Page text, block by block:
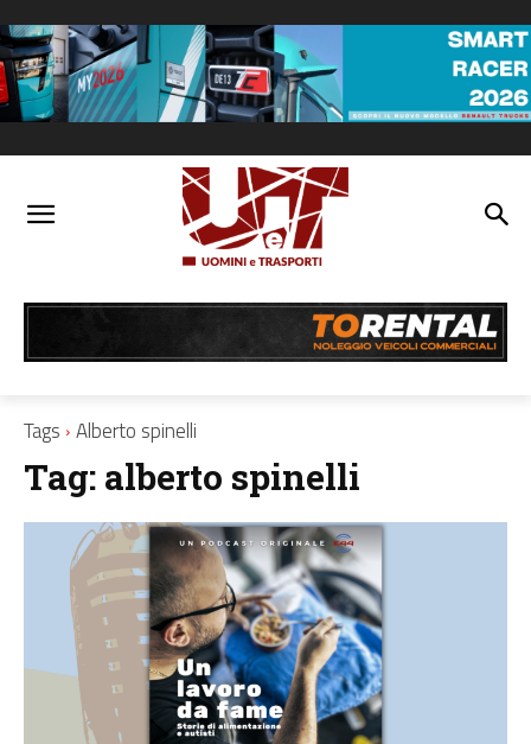
Tags Alberto spinelli
Tag: alberto spinelli